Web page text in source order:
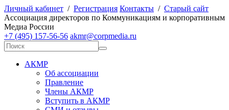
Личный кабинет / Регистрация Контакты / Старый сайт
Ассоциация директоров по Коммуникациям и корпоративным
Медиа России
+7 (495) 157-56-56 akmr@corpmedia.ru
АКМР
Об ассоциации
Правление
Члены АКМР
Вступить в АКМР